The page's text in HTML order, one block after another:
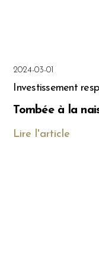
2024-03-01
Investissement
Tombée à la
Lire l'article